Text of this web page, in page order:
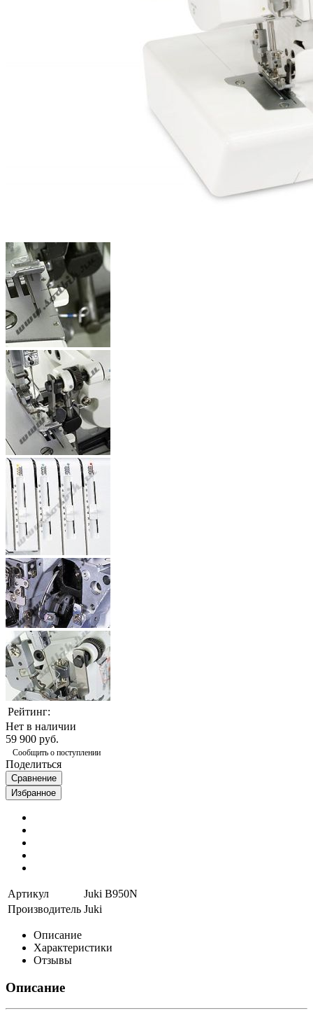
Рейтинг:
Нет в наличии
59 900 руб.
Сообщить о поступлении
Поделиться
Сравнение
Избранное
Артикул
Juki B950N
Производитель Juki
Описание
Характеристики
Отзывы
Описание